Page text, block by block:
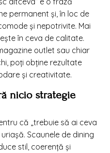
permanent și, în loc de
și nepotrivite. Mai
în ceva de calitate.
outlet sau chiar
poți obține rezultate
și creativitate.
nicio strategie
că „trebuie să ai ceva
Scaunele de dining
stil, coerență și